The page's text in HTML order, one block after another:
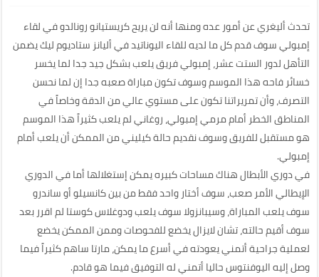
تحدث أليغري عن أمور عده ومنها أنه لن يريح كريستيانو رونالدو في لقاء
إمبولي سوف قدم كل ما لديه للقاء اليوناتيد في أليانز ستاديوم ليك يضمن
التأهل لدور الستت عشر، إمبولي فريق يلعب بشكل جيد جدا لما يخسر
خسائر فاحه هذا الموسم وسوف تكون مباراة صعبه جدا إن لما نحسن
التصرف، وأن تمريراتنا تكون على مستوي عالي من الدقة وخاصاً في
المناطق الخطر أمام مرمي إمبولي، روغاني لم يلعب كثيراً هذا الموسم
هو مستقبل للفريق وسوف نقديم حالة كيليني من الممكن أن يلعب أمام
إمبولي.
في دوري الأبطال هناك مساحات كبيره يمكن إستغلالها أما في الدوري
الإيطالي الأمر صعب، سوف أختار واحد فقط من بين كانسيلو أو ساندرو
سوف يلعب المباراة، وسيبانزولا سوف يلعب ودوغلاس كوستا لم اقرر بعد
سوف أقيم حالته، تشان لايزال يخضع للفحوصات وممن الممكن يخضع
لعملية جراحية أتمني يعودته في أسرع ما يمكن، مارتا ساهم كثيراً فيما
وصل إليه اليوفنتوس حاليا أتمني له التوفيق فيما هو قادم.